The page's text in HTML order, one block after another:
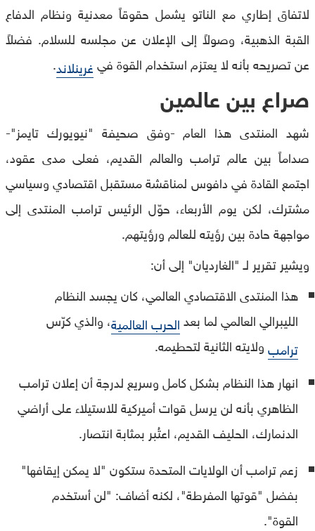
لاتفاق إطاري مع الناتو يشمل حقوقاً معدنية ونظام الدفاع
القبة الذهبية، وصولاً إلى الإعلان عن مجلسه للسلام. فضلاً
عن تصريحه بأنه لا يعتزم استخدام القوة فيغرينلاند.
صراع بين عالمين
شهد المنتدى هذا العام -وفق صحيفة "نيويورك تايمز"-
صداماً بين عالم ترامب والعالم القديم، فعلى مدى عقود،
اجتمع القادة في دافوس لمناقشة مستقبل اقتصادي وسياسي
مشترك، لكن يوم الأربعاء، حوّل الرئيس ترامب المنتدى إلى
مواجهة حادة بين رؤيته للعالم ورؤيتهم.
ويشير تقرير لـ "الغارديان" إلى أن:
هذا المنتدى الاقتصادي العالمي، كان يجسد النظام
الليبرالي العالمي لما بعدالحرب العالمية، والذي كرّس
ترامبولايته الثانية لتحطيمه.
انهار هذا النظام بشكل كامل وسريع لدرجة أن إعلان ترامب
الظاهري بأنه لن يرسل قوات أميركية للاستيلاء على أراضي
الدنمارك، الحليف القديم، اعتُبر بمثابة انتصار.
زعم ترامب أن الولايات المتحدة ستكون "لا يمكن إيقافها"
بفضل "قوتها المفرطة"، لكنه أضاف: "لن أستخدم
القوة".